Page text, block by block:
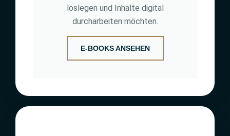
loslegen und Inhalte digital
durcharbeiten möchten.
E-BOOKS ANSEHEN